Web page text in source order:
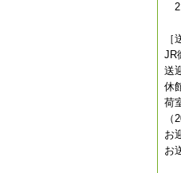
［
JR
送
休
荷
（
お
お